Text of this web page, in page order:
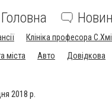
Головна
Клініка професора
міста
Авто Довідкова
2018 р.